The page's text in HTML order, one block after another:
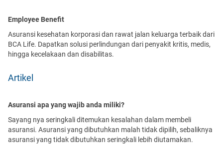
Employee Benefit
Asuransi kesehatan korporasi dan rawat jalan keluarga terbaik dari
BCA Life. Dapatkan solusi perlindungan dari penyakit kritis, medis,
hingga kecelakaan dan disabilitas.
Artikel
Asuransi apa yang wajib anda miliki?
Sayang nya seringkali ditemukan kesalahan dalam membeli
asuransi. Asuransi yang dibutuhkan malah tidak dipilih, sebaliknya
asuransi yang tidak dibutuhkan seringkali lebih diutamakan.